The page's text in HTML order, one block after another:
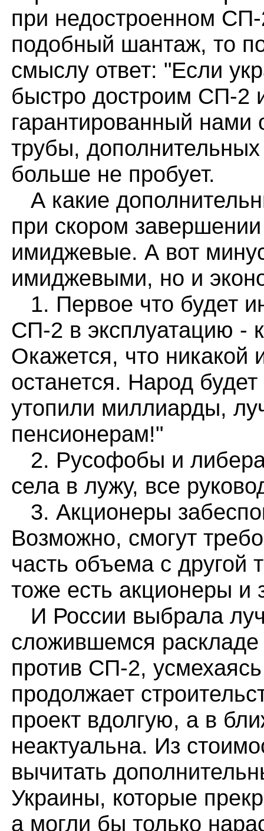
при недостроенном
подобный шантаж, то
смыслу ответ: "Если
быстро достроим СП-2
гарантированный нами
трубы,
больше не пробует.
А какие
при скором
имиджевые. А вот
имиджевыми, но и
1. Первое что будет
СП-2 в эксплуатацию -
Окажется, что
останется. Народ
утопили миллиарды,
пенсионерам!"
2. Русофобы и
села в лужу, все
3. Акционеры
Возможно, смогут
часть объема с другой
тоже есть акционеры и
И России выбрала
сложившемся раскладе
против СП-2,
продолжает
проект вдолгую, а в
неактуальна. Из
вычитать
Украины, которые
а могли бы только